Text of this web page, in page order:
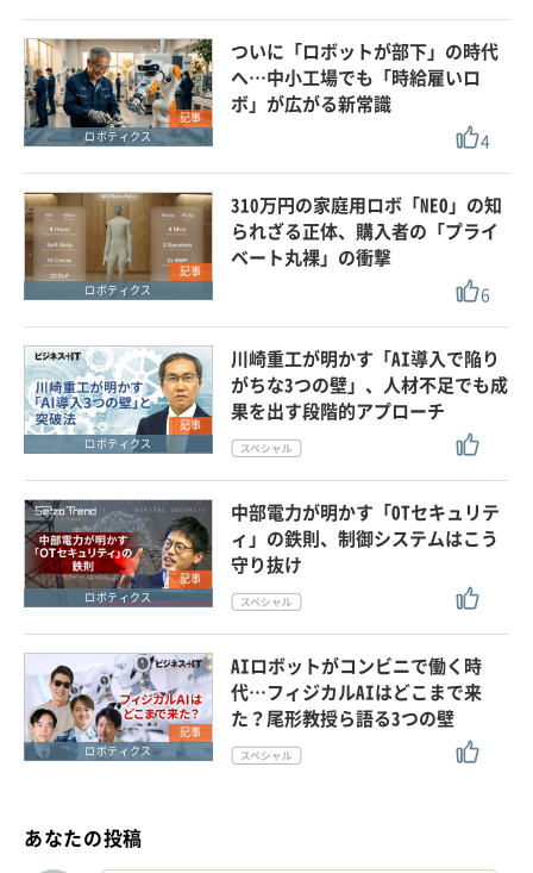
記事
ロボティクス
ついに「ロボットが部下」の時代
へ…中小工場でも「時給雇いロ
ボ」が広がる新常識
4
記事
ロボティクス
310万円の家庭用ロボ「NEO」の知
られざる正体、購入者の「プライ
ベート丸裸」の衝撃
6
記事
ロボティクス
川崎重工が明かす「AI導入で陥り
がちな3つの壁」、人材不足でも成
果を出す段階的アプローチ
記事
ロボティクス
中部電力が明かす「OTセキュリテ
ィ」の鉄則、制御システムはこう
守り抜け
記事
ロボティクス
AIロボットがコンビニで働く時
代…フィジカルAIはどこまで来
た？尾形教授ら語る3つの壁
あなたの投稿